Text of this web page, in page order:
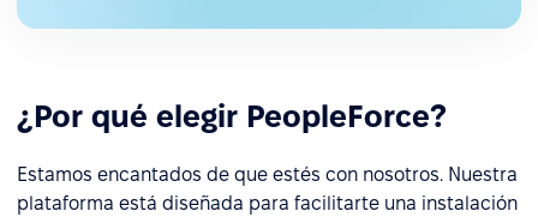
¿Por qué elegir PeopleForce?
Estamos encantados de que estés con nosotros. Nuestra
plataforma está diseñada para facilitarte una instalación